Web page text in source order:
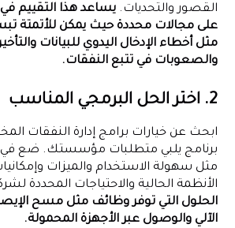
القصور والتحديات.يساعد هذا التقييم
على مجالات محددة حيث يمكن للأتمتة
مثل أخطاء الإدخال اليدوي للبيانات
والصعوبات في تتبع النفقات.
2. اختر الحل البرمجي المناسب
ابحث عن خيارات برامج إدارة النفقات
برنامج يلبي متطلبات مؤسستك. ضع في
مثل سهولة الاستخدام والميزات
الأنظمة الحالية والاحتياجات المحددة
الحلول التي توفر وظائف مثل مسح
الآلي والوصول عبر الأجهزة المحمولة.